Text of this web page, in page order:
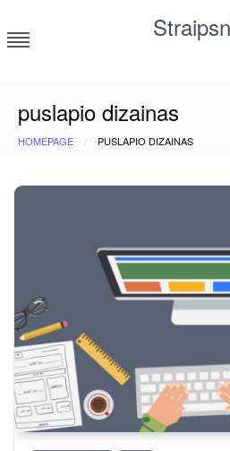
to
content
puslapio dizainas
HOMEPAGE PUSLAPIO DIZAINAS